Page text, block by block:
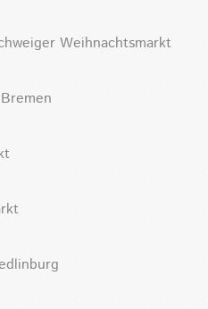
Weihnachtsmarkt